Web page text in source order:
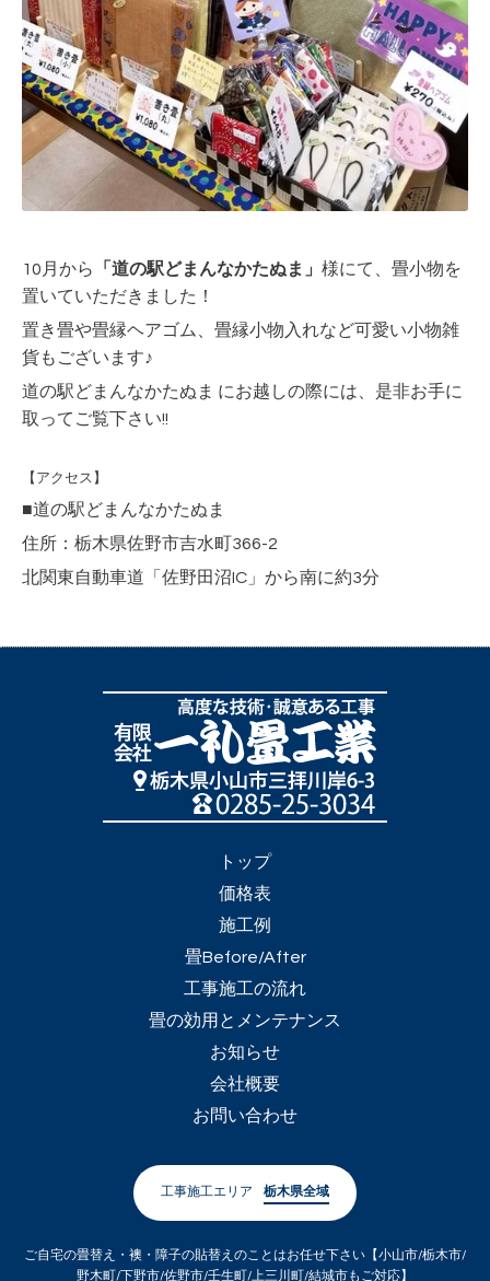
10月から 「道の駅どまんなかたぬま」 様にて、 畳小物を
置いていただきました！
置き畳や畳縁ヘアゴム、畳縁小物入れなど可愛い小物雑
貨もございます♪
道の駅どまんなかたぬま にお越しの際には、是非お手に
取ってご覧下さい!!
【アクセス】
■道の駅どまんなかたぬま
住所：栃木県佐野市吉水町366-2
北関東自動車道「佐野田沼IC」から南に約3分
トップ
価格表
施工例
畳Before/After
工事施工の流れ
畳の効用とメンテナンス
お知らせ
会社概要
お問い合わせ
工事施工エリア 栃木県全域
ご自宅の畳替え・襖・障子の貼替えのことはお任せ下さい【小山市/栃木市/
野木町/下野市/佐野市/壬生町/上三川町/結城市もご対応】